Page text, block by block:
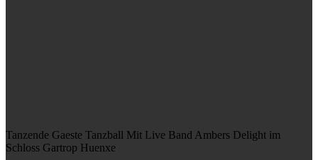
Tanzende Gaeste Tanzball Mit Live Band Ambers Delight im
Schloss Gartrop Huenxe